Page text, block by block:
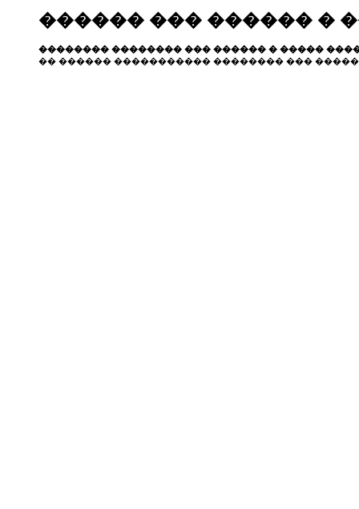
������ ��� ������ �
�������� �������� ��� ������ � �����
�� ������ ����������� �������� ���